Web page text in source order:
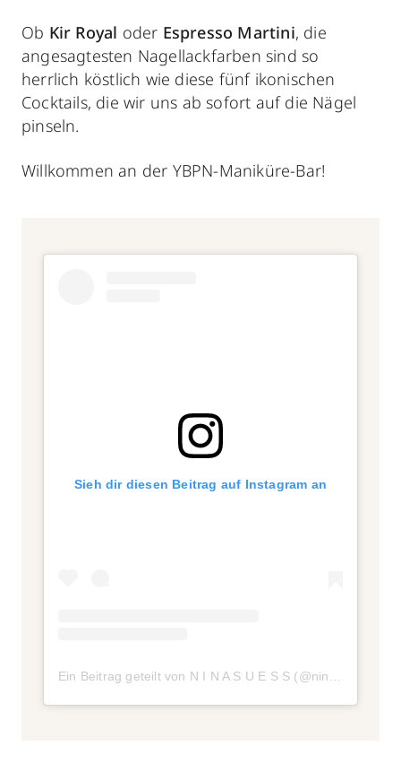
Ob Kir Royal oder Espresso Martini, die
angesagtesten Nagellackfarben sind so
herrlich köstlich wie diese fünf ikonischen
Cocktails, die wir uns ab sofort auf die Nägel
pinseln.
Willkommen an der YBPN-Maniküre-Bar!
Sieh dir diesen Beitrag auf Instagram an